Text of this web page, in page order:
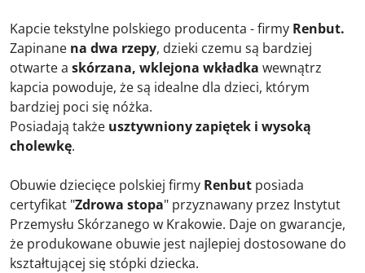
Kapcie tekstylne polskiego producenta - firmy Renbut.
Zapinane na dwa rzepy, dzieki czemu są bardziej
otwarte a skórzana, wklejona wkładka wewnątrz
kapcia powoduje, że są idealne dla dzieci, którym
bardziej poci się nóżka.
Posiadają także usztywniony zapiętek i wysoką
cholewkę.
Obuwie dziecięce polskiej firmy Renbut posiada
certyfikat "Zdrowa stopa" przyznawany przez Instytut
Przemysłu Skórzanego w Krakowie. Daje on gwarancje,
że produkowane obuwie jest najlepiej dostosowane do
kształtującej się stópki dziecka.